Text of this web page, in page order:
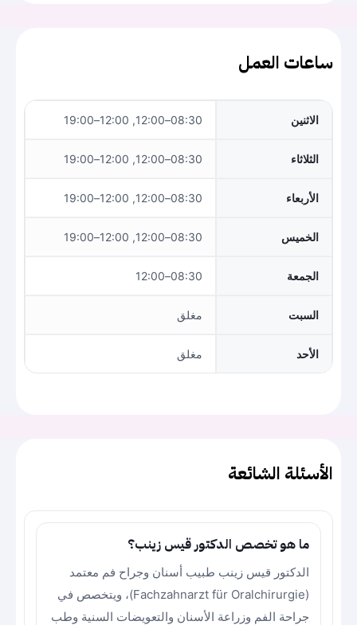
ساعات العمل
الاثنين 08:30–12:00, 12:00–19:00
الثلاثاء 08:30–12:00, 12:00–19:00
الأربعاء 08:30–12:00, 12:00–19:00
الخميس 08:30–12:00, 12:00–19:00
الجمعة 08:30–12:00
السبت مغلق
الأحد مغلق
الأسئلة الشائعة
ما هو تخصص الدكتور قيس زينب؟
الدكتور قيس زينب طبيب أسنان وجراح فم معتمد
(Fachzahnarzt für Oralchirurgie)، ويتخصص في
جراحة الفم وزراعة الأسنان والتعويضات السنية وطب